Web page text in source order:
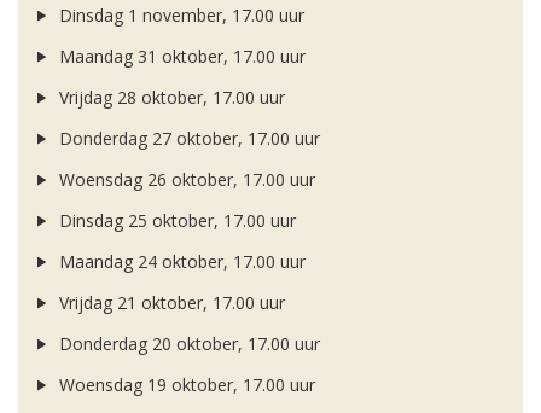
Dinsdag 1 november, 17.00 uur
Maandag 31 oktober, 17.00 uur
Vrijdag 28 oktober, 17.00 uur
Donderdag 27 oktober, 17.00 uur
Woensdag 26 oktober, 17.00 uur
Dinsdag 25 oktober, 17.00 uur
Maandag 24 oktober, 17.00 uur
Vrijdag 21 oktober, 17.00 uur
Donderdag 20 oktober, 17.00 uur
Woensdag 19 oktober, 17.00 uur